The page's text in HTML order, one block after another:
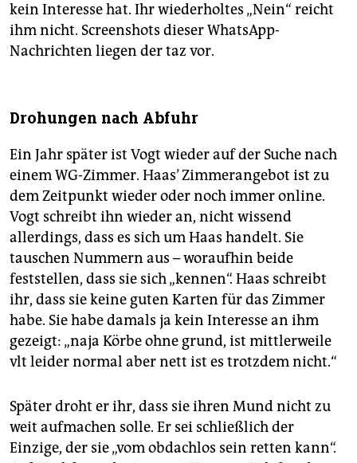
kein Interesse hat. Ihr wiederholtes „Nein“ reicht
ihm nicht. Screenshots dieser WhatsApp-
Nachrichten liegen der taz vor.
Drohungen nach Abfuhr
Ein Jahr später ist Vogt wieder auf der Suche nach
einem WG-Zimmer. Haas’ Zimmerangebot ist zu
dem Zeitpunkt wieder oder noch immer online.
Vogt schreibt ihn wieder an, nicht wissend
allerdings, dass es sich um Haas handelt. Sie
tauschen Nummern aus – woraufhin beide
feststellen, dass sie sich „kennen“. Haas schreibt
ihr, dass sie keine guten Karten für das Zimmer
habe. Sie habe damals ja kein Interesse an ihm
gezeigt: „naja Körbe ohne grund, ist mittlerweile
vlt leider normal aber nett ist es trotzdem nicht.“
Später droht er ihr, dass sie ihren Mund nicht zu
weit aufmachen solle. Er sei schließlich der
Einzige, der sie „vom obdachlos sein retten kann“.